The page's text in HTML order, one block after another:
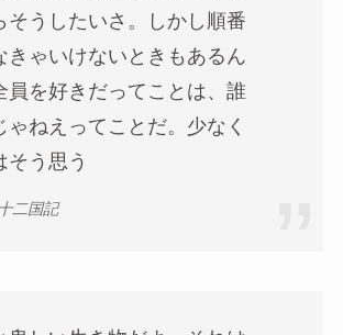
そうしたいさ。しかし順番
きゃいけないときもあるん
員を好きだってことは、誰
ゃねえってことだ。少なく
そう思う
二国記